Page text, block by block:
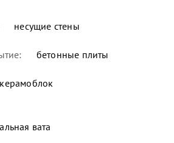
несущие стены
бетонные плиты
керамоблок
вата